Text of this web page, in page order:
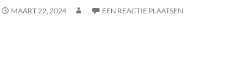
MAART 22, 2024 EEN REACTIE PLAATSEN